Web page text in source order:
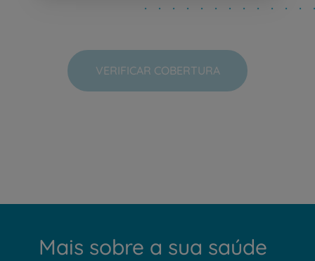
VERIFICAR COBERTURA
Mais sobre a sua saúde